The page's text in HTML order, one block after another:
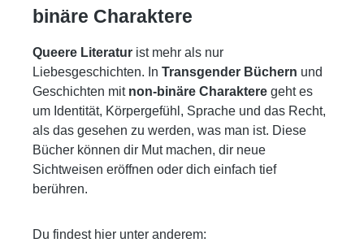
binäre Charaktere
Queere Literatur ist mehr als nur
Liebesgeschichten. In Transgender Büchern und
Geschichten mit non-binäre Charaktere geht es
um Identität, Körpergefühl, Sprache und das Recht,
als das gesehen zu werden, was man ist. Diese
Bücher können dir Mut machen, dir neue
Sichtweisen eröffnen oder dich einfach tief
berühren.
Du findest hier unter anderem: